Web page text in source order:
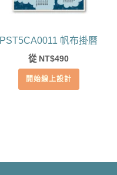
PST5CA0011 帆布掛曆
從 NT$490
開始線上設計